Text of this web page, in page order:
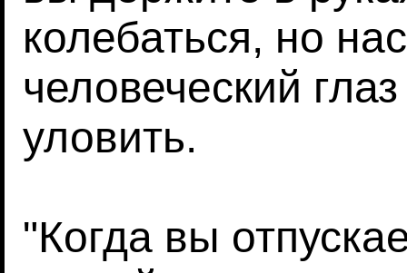
колебаться, но
человеческий
уловить.
"Когда вы